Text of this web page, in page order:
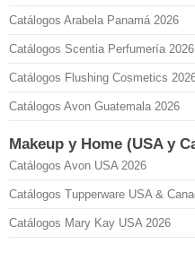
Catálogos Arabela Panamá 2026
Catálogos Scentia Perfumería 2026
Catálogos Flushing Cosmetics
Catálogos Avon Guatemala 2026
Makeup y Home (USA y
Catálogos Avon USA 2026
Catálogos Tupperware USA &
Catálogos Mary Kay USA 2026